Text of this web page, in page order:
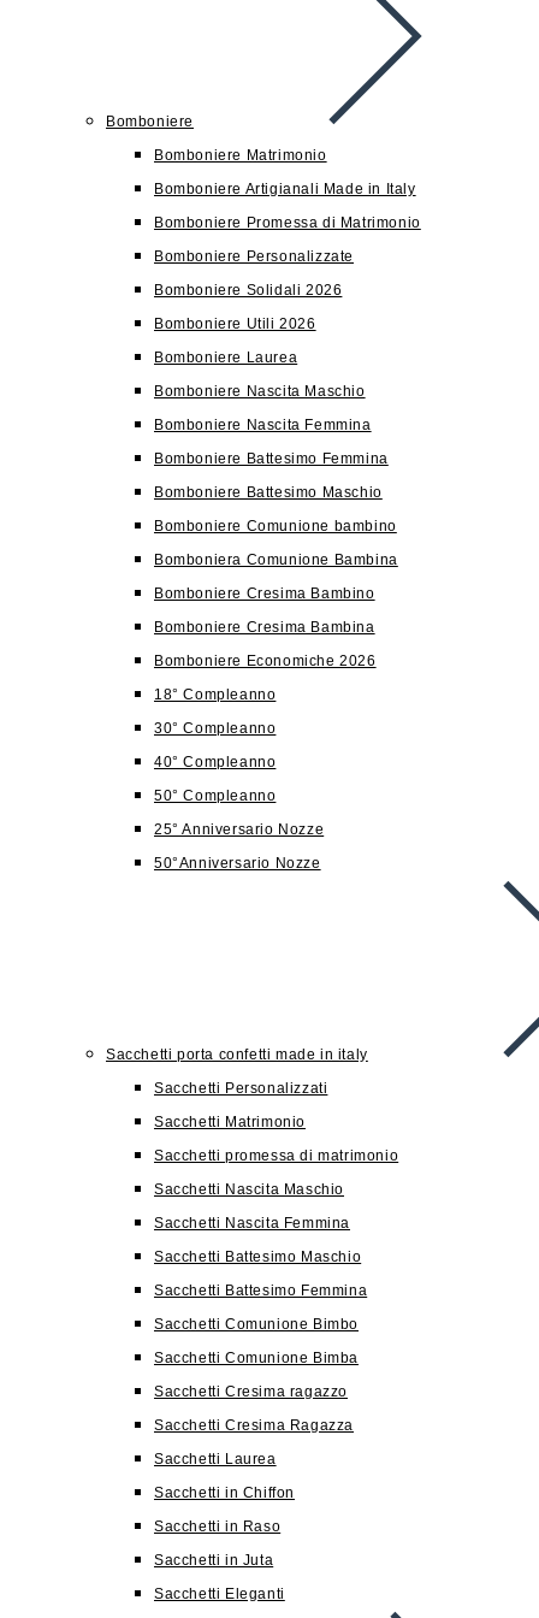
Bomboniere
Bomboniere Matrimonio
Bomboniere Artigianali Made in Italy
Bomboniere Promessa di Matrimonio
Bomboniere Personalizzate
Bomboniere Solidali 2026
Bomboniere Utili 2026
Bomboniere Laurea
Bomboniere Nascita Maschio
Bomboniere Nascita Femmina
Bomboniere Battesimo Femmina
Bomboniere Battesimo Maschio
Bomboniere Comunione bambino
Bomboniera Comunione Bambina
Bomboniere Cresima Bambino
Bomboniere Cresima Bambina
Bomboniere Economiche 2026
18° Compleanno
30° Compleanno
40° Compleanno
50° Compleanno
25° Anniversario Nozze
50°Anniversario Nozze
Sacchetti porta confetti made in italy
Sacchetti Personalizzati
Sacchetti Matrimonio
Sacchetti promessa di matrimonio
Sacchetti Nascita Maschio
Sacchetti Nascita Femmina
Sacchetti Battesimo Maschio
Sacchetti Battesimo Femmina
Sacchetti Comunione Bimbo
Sacchetti Comunione Bimba
Sacchetti Cresima ragazzo
Sacchetti Cresima Ragazza
Sacchetti Laurea
Sacchetti in Chiffon
Sacchetti in Raso
Sacchetti in Juta
Sacchetti Eleganti